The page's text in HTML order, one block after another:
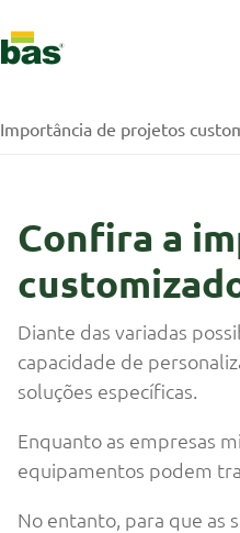
Importância de projetos
Confira a
Diante das variadas
capacidade de
soluções específicas.
Enquanto as empresas
equipamentos podem
No entanto, para que as